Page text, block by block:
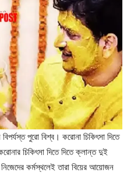
পুরো বিশ্ব। করোনা চিকিৎসা দিতে
চিকিৎসা দিতে দিতে ক্লান্ত দুই
কর্মস্থলেই তারা বিয়ের আয়োজন